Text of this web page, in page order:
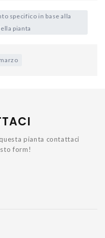
specifico in base alla
pianta
pianta contattaci
form!